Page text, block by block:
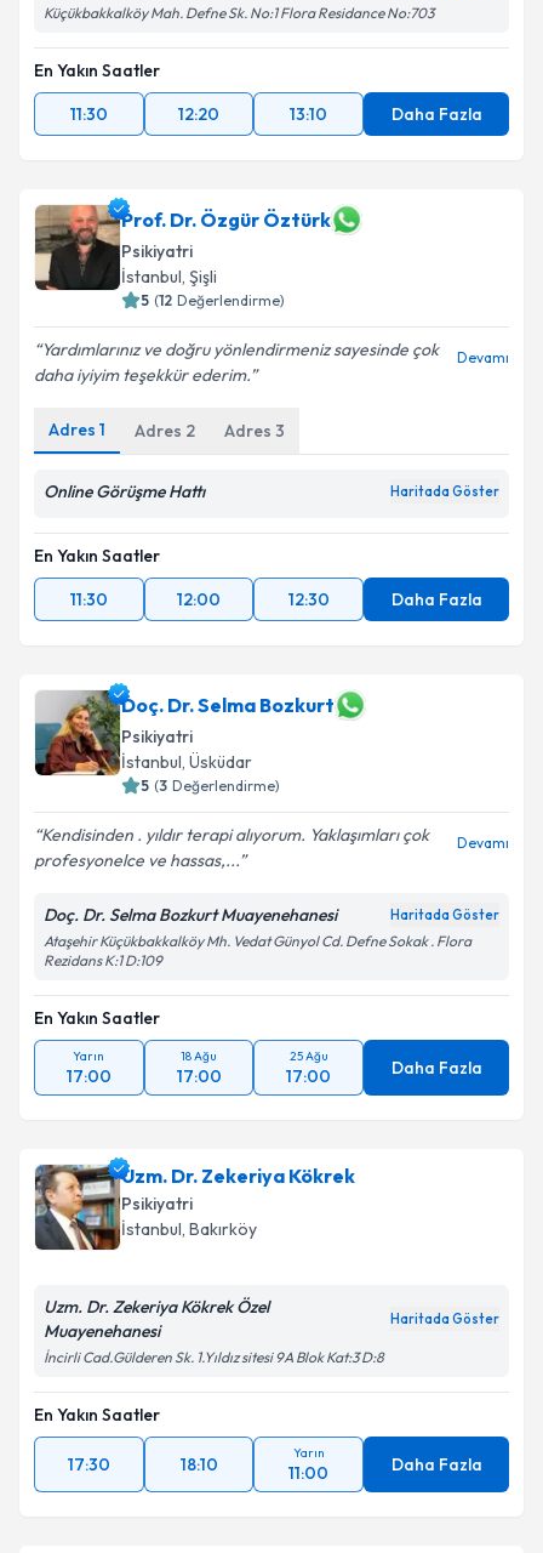
Küçükbakkalköy Mah. Defne Sk. No:1 Flora Residance No:703
En Yakın Saatler
11:30
12:20 13:10 Daha Fazla
Prof. Dr. Özgür Öztürk
Psikiyatri
İstanbul , Şişli
5 (12 Değerlendirme)
Yardımlarınız ve doğru yönlendirmeniz sayesinde çok
daha iyiyim teşekkür ederim.
Devamı
Adres 1 Adres 2 Adres 3
Online Görüşme Hattı Haritada Göster
En Yakın Saatler
11:30
12:00 12:30 Daha Fazla
Doç. Dr. Selma Bozkurt
Psikiyatri
İstanbul , Üsküdar
5 (3 Değerlendirme)
Kendisinden . yıldır terapi alıyorum. Yaklaşımları çok
profesyonelce ve hassas,...
Devamı
Doç. Dr. Selma Bozkurt Muayenehanesi Haritada Göster
Ataşehir Küçükbakkalköy Mh. Vedat Günyol Cd. Defne Sokak . Flora
Rezidans K:1 D:109
En Yakın Saatler
Yarın
17:00
18 Ağu
17:00
25 Ağu
17:00 Daha Fazla
Uzm. Dr. Zekeriya Kökrek
Psikiyatri
İstanbul , Bakırköy
Uzm. Dr. Zekeriya Kökrek Özel
Muayenehanesi
Haritada Göster
İncirli Cad.Gülderen Sk. 1.Yıldız sitesi 9A Blok Kat:3 D:8
En Yakın Saatler
17:30 18:10
Yarın
11:00 Daha Fazla